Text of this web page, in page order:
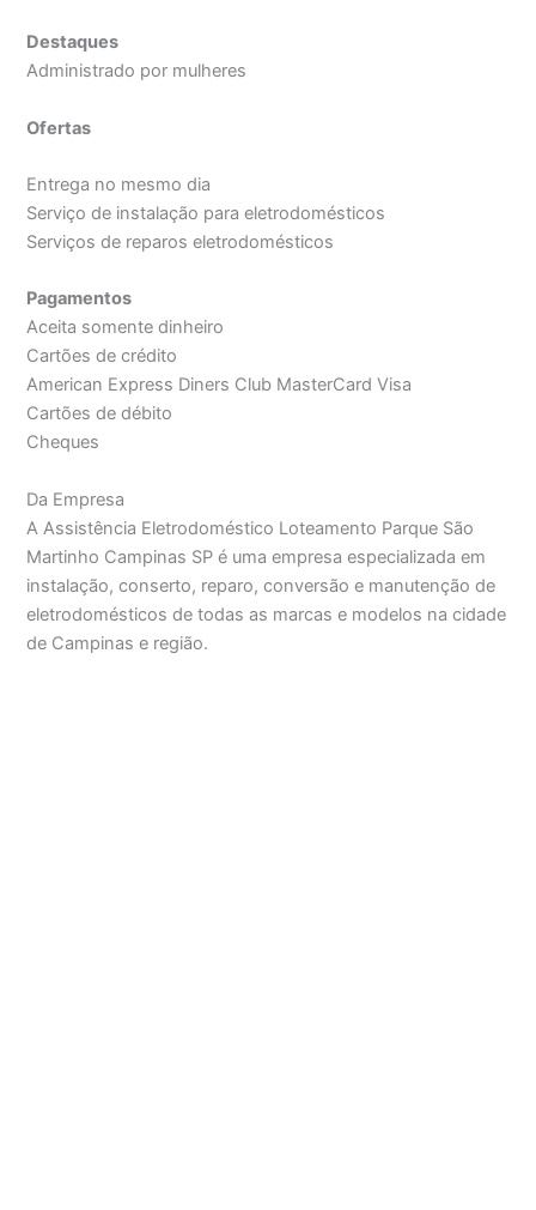
Destaques
Administrado por mulheres
Ofertas
Entrega no mesmo dia
Serviço de instalação para eletrodomésticos
Serviços de reparos eletrodomésticos
Pagamentos
Aceita somente dinheiro
Cartões de crédito
American Express Diners Club MasterCard Visa
Cartões de débito
Cheques
Da Empresa
A Assistência Eletrodoméstico Loteamento Parque São
Martinho Campinas SP é uma empresa especializada em
instalação, conserto, reparo, conversão e manutenção de
eletrodomésticos de todas as marcas e modelos na cidade
de Campinas e região.